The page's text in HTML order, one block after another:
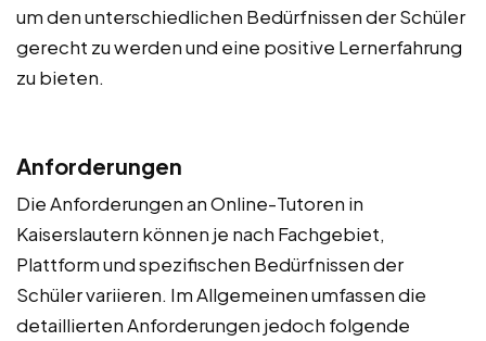
um den unterschiedlichen Bedürfnissen der Schüler
gerecht zu werden und eine positive Lernerfahrung
zu bieten.
Anforderungen
Die Anforderungen an Online-Tutoren in
Kaiserslautern können je nach Fachgebiet,
Plattform und spezifischen Bedürfnissen der
Schüler variieren. Im Allgemeinen umfassen die
detaillierten Anforderungen jedoch folgende